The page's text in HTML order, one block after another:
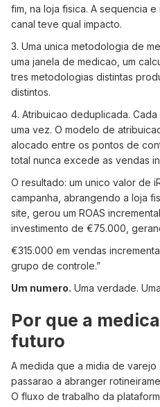
fim, na loja fisica. A sequencia
canal teve qual impacto.
3. Uma unica metodologia de
uma janela de medicao, um
tres metodologias distintas
distintos.
4. Atribuicao deduplicada.
uma vez. O modelo de
alocado entre os pontos de
total nunca excede as vendas
O resultado: um unico valor de
campanha, abrangendo a loja
site, gerou um ROAS
investimento de €75.000,
€315.000 em vendas
grupo de controle.”
Um numero. Uma verdade.
Por que a
futuro
A medida que a midia de varejo
passarao a abranger
O fluxo de trabalho da